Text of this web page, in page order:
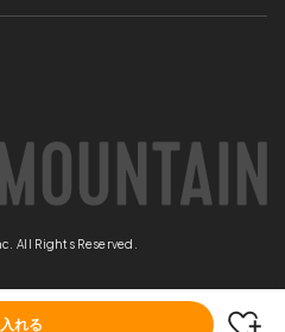
All Rights Reserved.
れる